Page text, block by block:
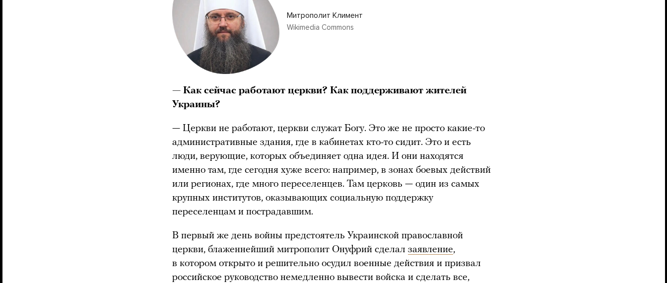
Митрополит Климент
Wikimedia Commons
— Как сейчас работают церкви? Как поддерживают жителей
Украины?
— Церкви не работают, церкви служат Богу. Это же не просто какие-то
административные здания, где в кабинетах кто-то сидит. Это и есть
люди, верующие, которых объединяет одна идея. И они находятся
именно там, где сегодня хуже всего: например, в зонах боевых действий
или регионах, где много переселенцев. Там церковь — один из самых
крупных институтов, оказывающих социальную поддержку
переселенцам и пострадавшим.
В первый же день войны предстоятель Украинской православной
церкви, блаженнейший митрополит Онуфрий сделал заявление,
в котором открыто и решительно осудил военные действия и призвал
российское руководство немедленно вывести войска и сделать все,